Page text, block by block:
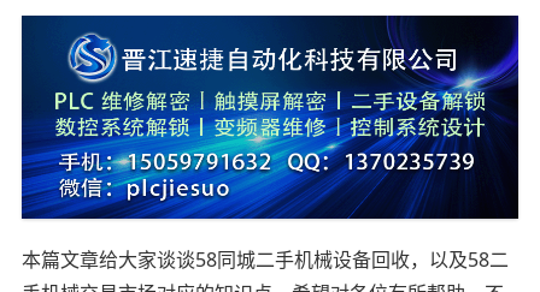
本篇文章给大家谈谈58同城二手机械设备回收，以及58二